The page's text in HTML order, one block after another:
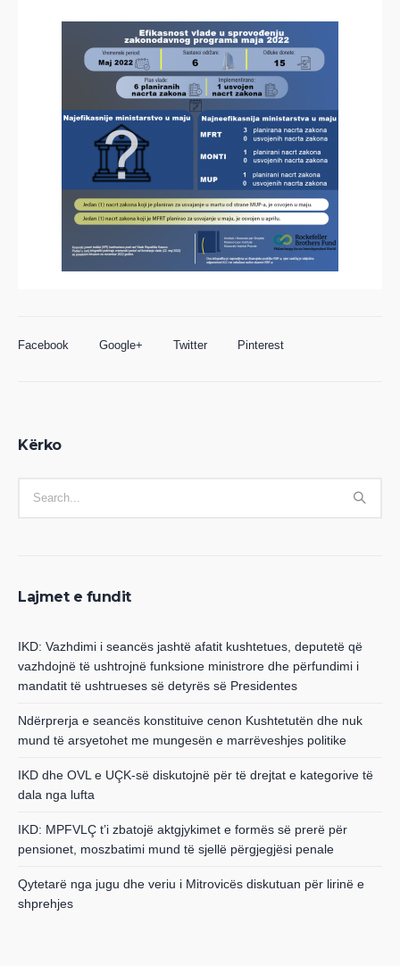
Facebook Google+ Twitter Pinterest
Kërko
Lajmet e fundit
IKD: Vazhdimi i seancës jashtë afatit kushtetues, deputetë që
vazhdojnë të ushtrojnë funksione ministrore dhe përfundimi i
mandatit të ushtrueses së detyrës së Presidentes
Ndërprerja e seancës konstituive cenon Kushtetutën dhe nuk
mund të arsyetohet me mungesën e marrëveshjes politike
IKD dhe OVL e UÇK-së diskutojnë për të drejtat e kategorive të
dala nga lufta
IKD: MPFVLÇ t’i zbatojë aktgjykimet e formës së prerë për
pensionet, moszbatimi mund të sjellë përgjegjësi penale
Qytetarë nga jugu dhe veriu i Mitrovicës diskutuan për lirinë e
shprehjes